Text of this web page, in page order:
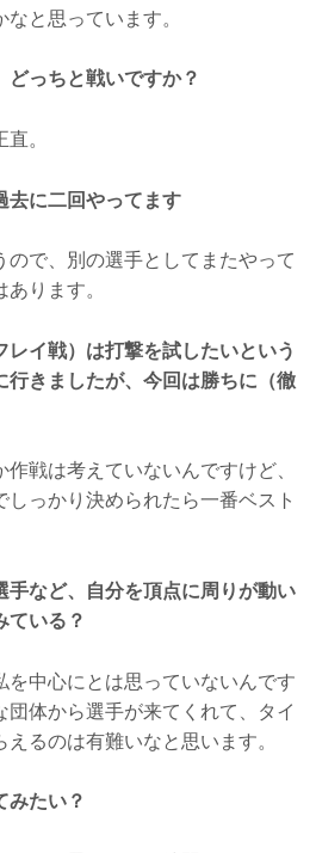
と思っています。
どっちと戦いですか？
。
去に二回やってます
ので、別の選手としてまたやって
ります。
レイ戦）は打撃を試したいという
行きましたが、今回は勝ちに（徹
戦は考えていないんですけど、
っかり決められたら一番ベスト
手など、自分を頂点に周りが動い
ている？
を中心にとは思っていないんです
団体から選手が来てくれて、タイ
えるのは有難いなと思います。
みたい？